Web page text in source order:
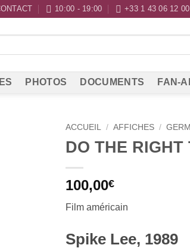
10:00 - 19:00 +33 1 43 06 12 00
PHOTOS DOCUMENTS FAN-
ACCUEIL / AFFICHES /
DO THE RIGHT
100,00€
Film américain
Spike Lee, 1989